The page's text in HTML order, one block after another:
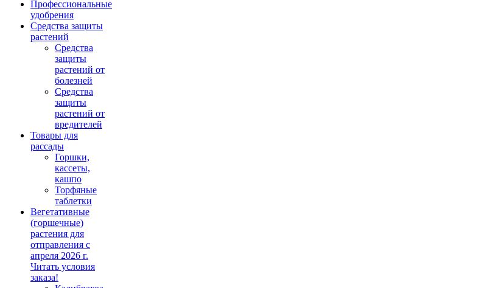
Профессиональные
удобрения
Средства защиты
растений
Средства
защиты
растений от
болезней
Средства
защиты
растений от
вредителей
Товары для
рассады
Горшки,
кассеты,
кашпо
Торфяные
таблетки
Вегетативные
(горшечные)
растения для
отправления с
апреля 2026 г.
Читать условия
заказа!